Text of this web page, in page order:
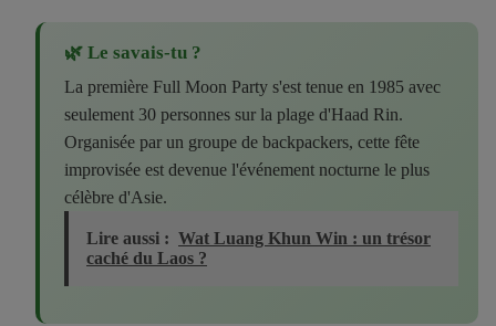
🌿 Le savais-tu ?
La première Full Moon Party s'est tenue en 1985 avec
seulement 30 personnes sur la plage d'Haad Rin.
Organisée par un groupe de backpackers, cette fête
improvisée est devenue l'événement nocturne le plus
célèbre d'Asie.
Lire aussi : Wat Luang Khun Win : un trésor
caché du Laos ?